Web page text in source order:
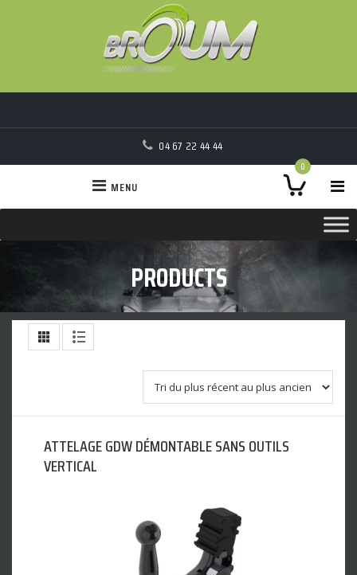
04 67 22 44 44
0
MENU
PRODUCTS
ATTELAGE GDW DÉMONTABLE SANS OUTILS
VERTICAL